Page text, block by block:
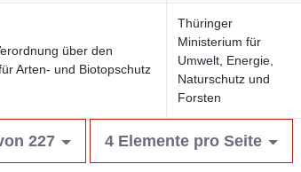
über den
Arten- und Biotopschutz
Thüringer
Ministerium für
Umwelt, Energie,
Naturschutz und
Forsten
227 4 Elemente pro Seite